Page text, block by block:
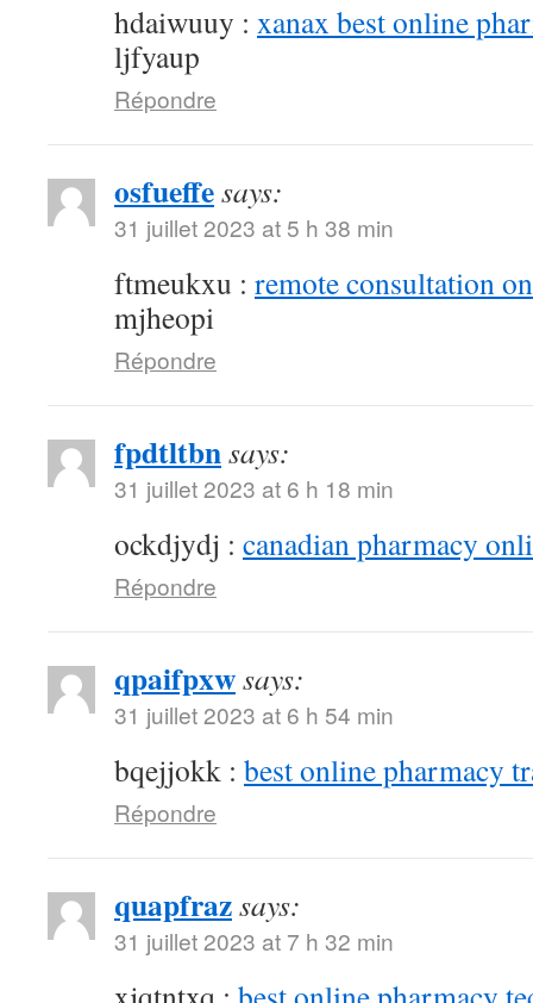
hdaiwuuy : xanax best online
ljfyaup
Répondre
osfueffesays:
31 juillet 2023 at 5 h 38 min
ftmeukxu : remote consultation
mjheopi
Répondre
fpdtltbnsays:
31 juillet 2023 at 6 h 18 min
ockdjydj : canadian pharmacy
Répondre
qpaifpxwsays:
31 juillet 2023 at 6 h 54 min
bqejjokk : best online pharmacy
Répondre
quapfrazsays:
31 juillet 2023 at 7 h 32 min